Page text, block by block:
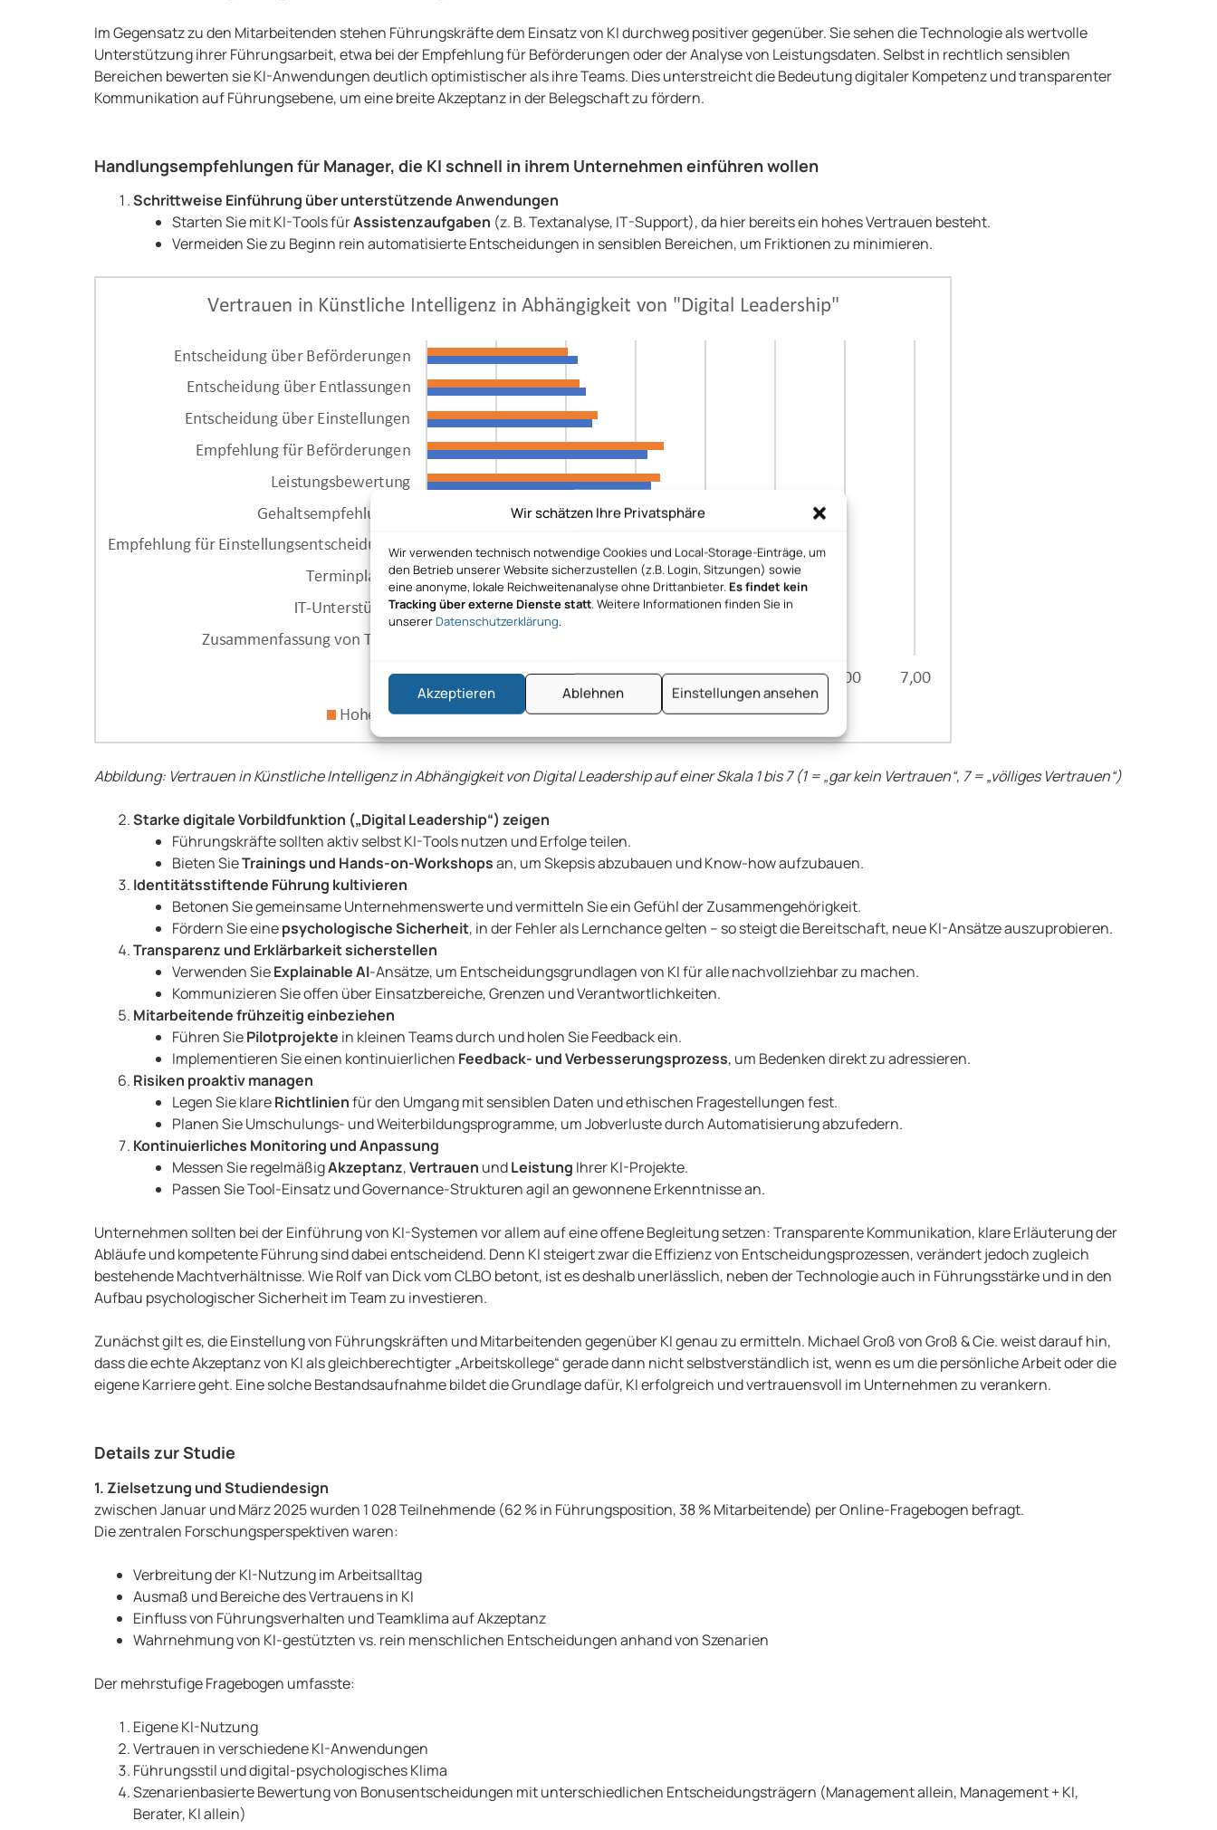
Wir schätzen Ihre Privatsphäre
Wir verwenden technisch notwendige Cookies und Local-Storage-Einträge, um
den Betrieb unserer Website sicherzustellen (z.B. Login, Sitzungen) sowie
eine anonyme, lokale Reichweitenanalyse ohne Drittanbieter. Es findet kein
Tracking über externe Dienste statt. Weitere Informationen finden Sie in
unserer Datenschutzerklärung.
Akzeptieren Ablehnen Einstellungen ansehen
Im Gegensatz zu den Mitarbeitenden stehen Führungskräfte dem Einsatz von KI durchweg positiver gegenüber. Sie sehen die Technologie als wertvolle
Unterstützung ihrer Führungsarbeit, etwa bei der Empfehlung für Beförderungen oder der Analyse von Leistungsdaten. Selbst in rechtlich sensiblen
Bereichen bewerten sie KI-Anwendungen deutlich optimistischer als ihre Teams. Dies unterstreicht die Bedeutung digitaler Kompetenz und transparenter
Kommunikation auf Führungsebene, um eine breite Akzeptanz in der Belegschaft zu fördern.
Handlungsempfehlungen für Manager, die KI schnell in ihrem Unternehmen einführen wollen
Schrittweise Einführung über unterstützende Anwendungen
Starten Sie mit KI-Tools fürAssistenzaufgaben (z. B. Textanalyse, IT-Support), da hier bereits ein hohes Vertrauen besteht.
Vermeiden Sie zu Beginn rein automatisierte Entscheidungen in sensiblen Bereichen, um Friktionen zu minimieren.
Abbildung: Vertrauen in Künstliche Intelligenz in Abhängigkeit von Digital Leadership auf einer Skala 1 bis 7 (1 = „gar kein Vertrauen“, 7 = „völliges Vertrauen“)
Starke digitale Vorbildfunktion („Digital Leadership“) zeigen
Führungskräfte sollten aktiv selbst KI-Tools nutzen und Erfolge teilen.
Bieten SieTrainings und Hands-on-Workshopsan, um Skepsis abzubauen und Know-how aufzubauen.
Identitätsstiftende Führung kultivieren
Betonen Sie gemeinsame Unternehmenswerte und vermitteln Sie ein Gefühl der Zusammengehörigkeit.
Fördern Sie einepsychologische Sicherheit, in der Fehler als Lernchance gelten – so steigt die Bereitschaft, neue KI-Ansätze auszuprobieren.
Transparenz und Erklärbarkeit sicherstellen
Verwenden SieExplainable AI-Ansätze, um Entscheidungsgrundlagen von KI für alle nachvollziehbar zu machen.
Kommunizieren Sie offen über Einsatzbereiche, Grenzen und Verantwortlichkeiten.
Mitarbeitende frühzeitig einbeziehen
Führen SiePilotprojekte in kleinen Teams durch und holen Sie Feedback ein.
Implementieren Sie einen kontinuierlichen Feedback- und Verbesserungsprozess, um Bedenken direkt zu adressieren.
Risiken proaktiv managen
Legen Sie klareRichtlinienfür den Umgang mit sensiblen Daten und ethischen Fragestellungen fest.
Planen Sie Umschulungs- und Weiterbildungsprogramme, um Jobverluste durch Automatisierung abzufedern.
Kontinuierliches Monitoring und Anpassung
Messen Sie regelmäßigAkzeptanz,Vertrauen undLeistung Ihrer KI-Projekte.
Passen Sie Tool-Einsatz und Governance-Strukturen agil an gewonnene Erkenntnisse an.
Unternehmen sollten bei der Einführung von KI-Systemen vor allem auf eine offene Begleitung setzen: Transparente Kommunikation, klare Erläuterung der
Abläufe und kompetente Führung sind dabei entscheidend. Denn KI steigert zwar die Effizienz von Entscheidungsprozessen, verändert jedoch zugleich
bestehende Machtverhältnisse. Wie Rolf van Dick vom CLBO betont, ist es deshalb unerlässlich, neben der Technologie auch in Führungsstärke und in den
Aufbau psychologischer Sicherheit im Team zu investieren.
Zunächst gilt es, die Einstellung von Führungskräften und Mitarbeitenden gegenüber KI genau zu ermitteln. Michael Groß von Groß & Cie. weist darauf hin,
dass die echte Akzeptanz von KI als gleichberechtigter „Arbeitskollege“ gerade dann nicht selbstverständlich ist, wenn es um die persönliche Arbeit oder die
eigene Karriere geht. Eine solche Bestandsaufnahme bildet die Grundlage dafür, KI erfolgreich und vertrauensvoll im Unternehmen zu verankern.
Details zur Studie
1. Zielsetzung und Studiendesign
zwischen Januar und März 2025 wurden 1 028 Teilnehmende (62 % in Führungsposition, 38 % Mitarbeitende) per Online-Fragebogen befragt.
Die zentralen Forschungsperspektiven waren:
Verbreitung der KI-Nutzung im Arbeitsalltag
Ausmaß und Bereiche des Vertrauens in KI
Einfluss von Führungsverhalten und Teamklima auf Akzeptanz
Wahrnehmung von KI-gestützten vs. rein menschlichen Entscheidungen anhand von Szenarien
Der mehrstufige Fragebogen umfasste:
Eigene KI-Nutzung
Vertrauen in verschiedene KI-Anwendungen
Führungsstil und digital-psychologisches Klima
Szenarienbasierte Bewertung von Bonusentscheidungen mit unterschiedlichen Entscheidungsträgern (Management allein, Management + KI,
Berater, KI allein)